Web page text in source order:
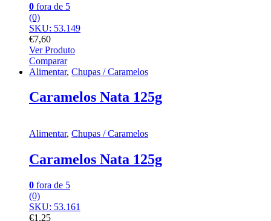
0 fora de 5
(0)
SKU: 53.149
€7,60
Ver Produto
Comparar
Alimentar, Chupas / Caramelos
Caramelos Nata 125g
Alimentar, Chupas / Caramelos
Caramelos Nata 125g
0 fora de 5
(0)
SKU: 53.161
€1,25